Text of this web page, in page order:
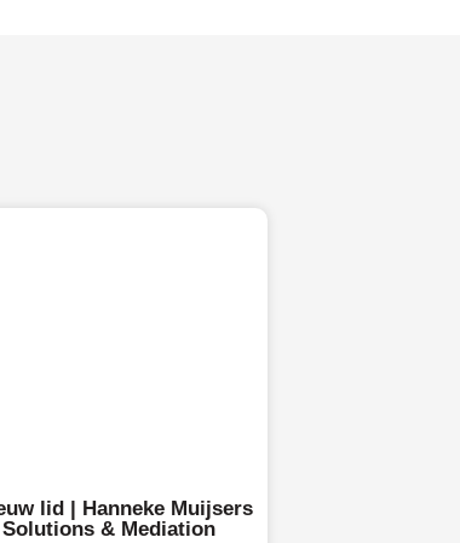
lid | Hanneke Muijsers
& Mediation